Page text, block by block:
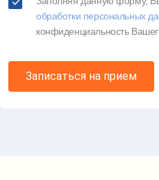
обработки персональных
конфиденциальность
Записаться на прием